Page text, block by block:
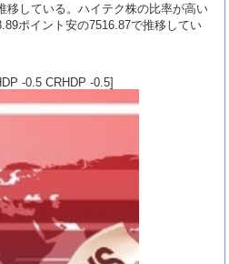
移している。ハイテク株の比率が高い
ポイント安の7516.87で推移してい
-0.5 CRHDP -0.5]